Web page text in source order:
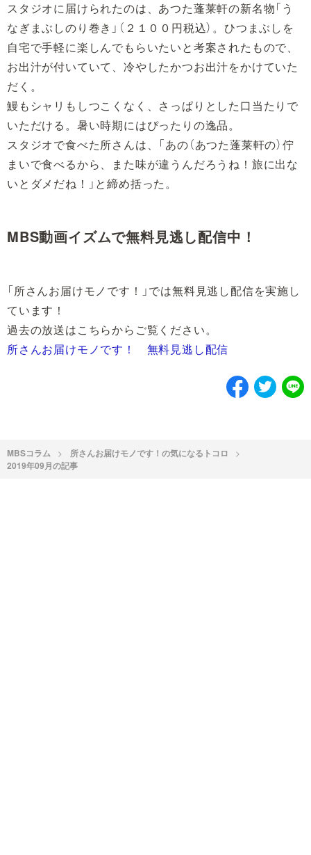
スタジオに届けられたのは、あつた蓬莱軒の新名物「う
なぎまぶしのり巻き」（２１００円税込）。ひつまぶしを
自宅で手軽に楽しんでもらいたいと考案されたもので、
お出汁が付いていて、冷やしたかつお出汁をかけていた
だく。
鰻もシャリもしつこくなく、さっぱりとした口当たりで
いただける。暑い時期にはぴったりの逸品。
スタジオで食べた所さんは、「あの（あつた蓬莱軒の）佇
まいで食べるから、また味が違うんだろうね！旅に出な
いとダメだね！」と締め括った。
MBS動画イズムで無料見逃し配信中！
「所さんお届けモノです！」では無料見逃し配信を実施し
ています！
過去の放送はこちらからご覧ください。
所さんお届けモノです！ 無料見逃し配信
MBSコラム
所さんお届けモノです！の気になるトコロ
2019年09月の記事